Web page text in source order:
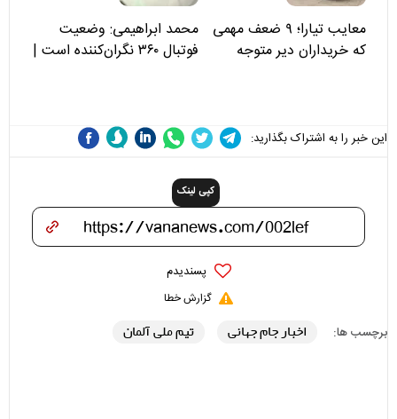
معایب تیارا؛ ۹ ضعف مهمی
که خریداران دیر متوجه
محمد ابراهیمی: وضعیت
فوتبال ۳۶۰ نگران‌کننده است |
این خبر را به اشتراک بگذارید:
کپی لینک
پسندیدم
گزارش خطا
برچسب ها: اخبار جام جهانی تیم ملی آلمان